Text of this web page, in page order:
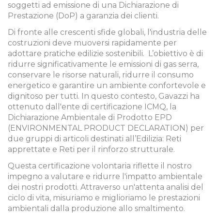
soggetti ad emissione di una Dichiarazione di
Prestazione (DoP) a garanzia dei clienti.
Di fronte alle crescenti sfide globali, l'industria delle
costruzioni deve muoversi rapidamente per
adottare pratiche edilizie sostenibili. L’obiettivo è di
ridurre significativamente le emissioni di gas serra,
conservare le risorse naturali, ridurre il consumo
energetico e garantire un ambiente confortevole e
dignitoso per tutti. In questo contesto, Gavazzi ha
ottenuto dall'ente di certificazione ICMQ, la
Dichiarazione Ambientale di Prodotto EPD
(ENVIRONMENTAL PRODUCT DECLARATION) per
due gruppi di articoli destinati all’Edilizia: Reti
apprettate e Reti per il rinforzo strutturale.
Questa certificazione volontaria riflette il nostro
impegno a valutare e ridurre l'impatto ambientale
dei nostri prodotti. Attraverso un'attenta analisi del
ciclo di vita, misuriamo e miglioriamo le prestazioni
ambientali dalla produzione allo smaltimento.